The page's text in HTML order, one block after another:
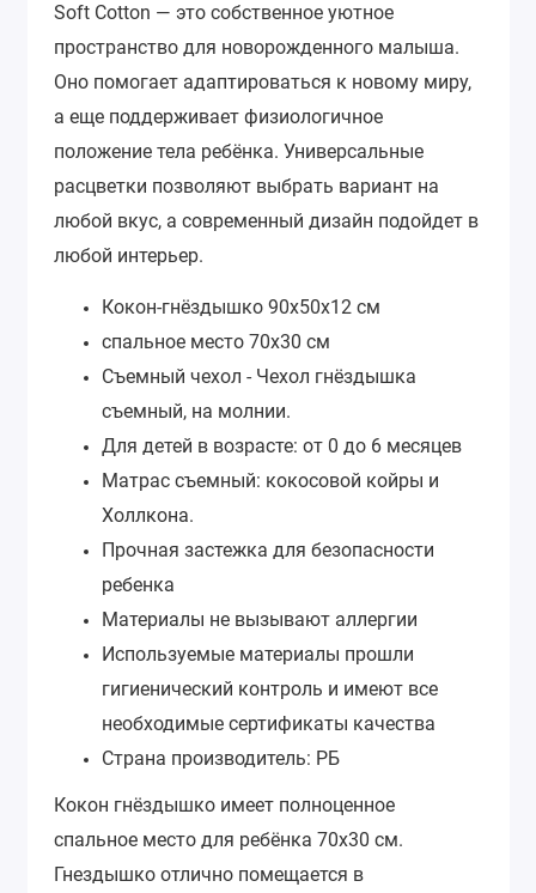
Soft Cotton — это собственное уютное
пространство для новорожденного малыша.
Оно помогает адаптироваться к новому миру,
а еще поддерживает физиологичное
положение тела ребёнка. Универсальные
расцветки позволяют выбрать вариант на
любой вкус, а современный дизайн подойдет в
любой интерьер.
Кокон-гнёздышко 90х50х12 см
спальное место 70х30 см
Съемный чехол - Чехол гнёздышка
съемный, на молнии.
Для детей в возрасте: от 0 до 6 месяцев
Матрас съемный: кокосовой койры и
Холлкона.
Прочная застежка для безопасности
ребенка
Материалы не вызывают аллергии
Используемые материалы прошли
гигиенический контроль и имеют все
необходимые сертификаты качества
Страна производитель: РБ
Кокон гнёздышко имеет полноценное
спальное место для ребёнка 70х30 см.
Гнездышко отлично помещается в